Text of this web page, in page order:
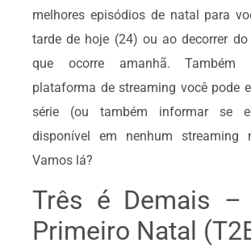
melhores episódios de natal para
tarde de hoje (24) ou ao decorrer
que ocorre amanhã. Também
plataforma de streaming você pode
série (ou também informar se
disponível em nenhum streaming
Vamos lá?
Três é Demais –
Primeiro Natal